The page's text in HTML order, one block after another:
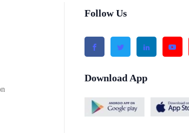
Follow Us
Download App